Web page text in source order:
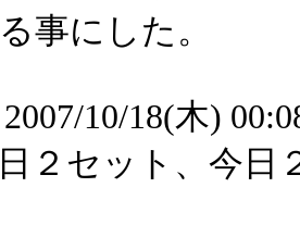
事にした。
2007/10/18(木)
２セット、今